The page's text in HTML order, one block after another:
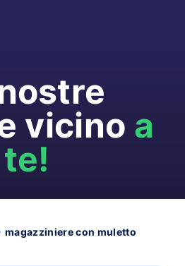
vicino a
te!
magazziniere con muletto